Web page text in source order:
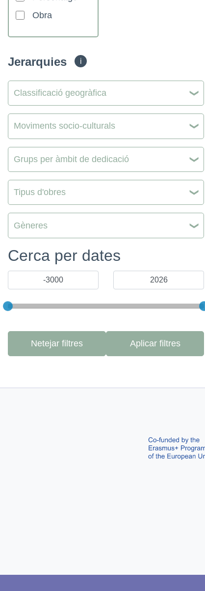
Obra
Jerarquies i
Classificació geogràfica
Moviments socio-culturals
Grups per àmbit de dedicació
Tipus d'obres
Gèneres
Cerca per dates
Netejar filtres